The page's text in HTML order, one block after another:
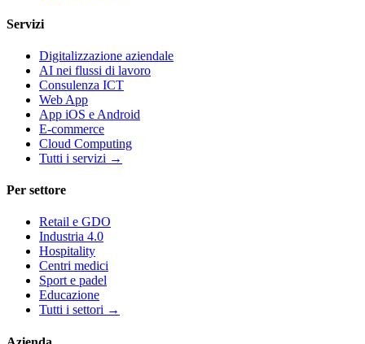
Servizi
Digitalizzazione aziendale
AI nei flussi di lavoro
Consulenza ICT
Web App
App iOS e Android
E-commerce
Cloud Computing
Tutti i servizi →
Per settore
Retail e GDO
Industria 4.0
Hospitality
Centri medici
Sport e padel
Educazione
Tutti i settori →